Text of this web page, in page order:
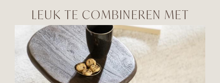
LEUK TE COMBINEREN MET